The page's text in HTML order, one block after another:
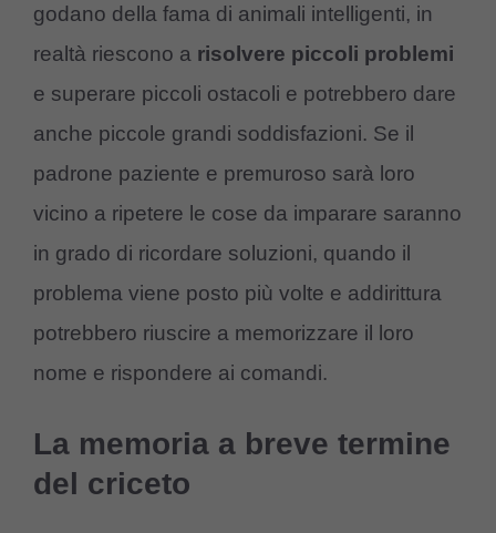
godano della fama di animali intelligenti, in
realtà riescono a risolvere piccoli problemi
e superare piccoli ostacoli e potrebbero dare
anche piccole grandi soddisfazioni. Se il
padrone paziente e premuroso sarà loro
vicino a ripetere le cose da imparare saranno
in grado di ricordare soluzioni, quando il
problema viene posto più volte e addirittura
potrebbero riuscire a memorizzare il loro
nome e rispondere ai comandi.
La memoria a breve termine
del criceto